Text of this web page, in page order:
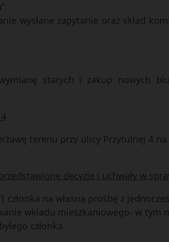
wysłane zapytanie oraz skład
starych i zakup nowych
terenu przy ulicy Przytulnej 4
decyzje i uchwały w
członka na własną prośbę z
wkładu mieszkaniowego- w tym
członka.